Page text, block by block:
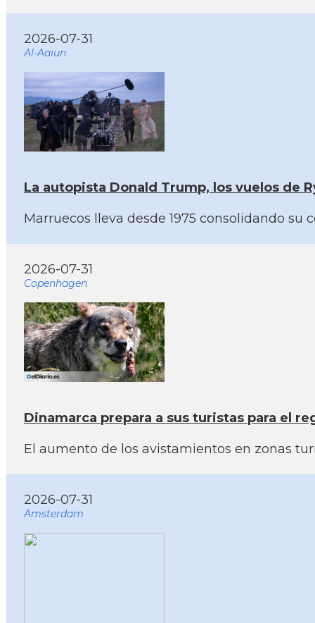
2026-07-31
Al-Aaiun
La autopista Donald Trump, los vuelos de
Marruecos lleva desde 1975 consolidando su
2026-07-31
Copenhagen
Dinamarca prepara a sus turistas para el
El aumento de los avistamientos en zonas
2026-07-31
Amsterdam